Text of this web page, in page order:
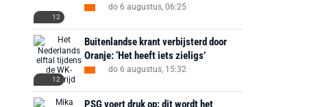
12
do 6 augustus, 06:25
12
Buitenlandse krant verbijsterd door
Oranje: ‘Het heeft iets zieligs’
do 6 augustus, 15:32
PSG voert druk op: dit wordt het